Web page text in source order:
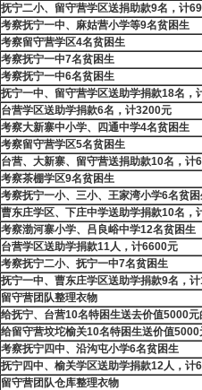
抚宁二小、留守营学区送捐助款9名，计
考察抚宁一中、麻姑营小学等9名贫困生
考察留守营学区4名贫困生
考察抚宁一中7名贫困生
考察抚宁一中6名贫困生
抚宁一中、留守营学区送助学捐款18名，
台营学区送助学捐款6名，计3200元
考察大新寨中小学、四通中学4名贫困生
考察留守营学区5名贫困生
台营、大新寨、留守营送捐助款10名，计
考察茶棚学区9名贫困生
考察抚宁一小、三小、王家湾小学6名贫
曹东庄学区、下庄中学送助学捐款10名，
考察渤河寨小学、吕良峪中学12名贫困生
台营学区送助学捐款11人，计6600元
考察抚宁二小、抚宁一中7名贫困生
抚宁一中、曹东庄学区送助学捐款9名，计
留守营团队整理衣物
给抚宁、台营10名特困生送去价值5000元
给留守营坟坨榆关10名特困生送价值5000
考察抚宁四中、沿沟屯小学6名贫困生
抚宁四中、榆关学区送助学捐款12人，计
留守营团队仓库整理衣物